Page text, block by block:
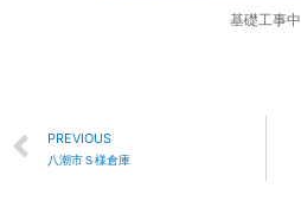
基礎工事中
PREVIOUS
八潮市Ｓ様倉庫